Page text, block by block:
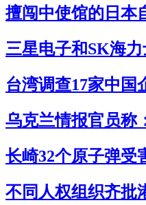
擅闯中使馆的日本
三星电子和SK海
台湾调查17家中
乌克兰情报官员称
长崎32个原子弹受
不同人权组织齐批